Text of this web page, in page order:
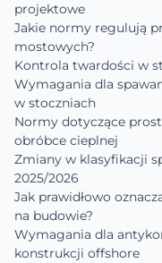
projektowe
Jakie normy regulują
mostowych?
Kontrola twardości w
Wymagania dla
w stoczniach
Normy dotyczące
obróbce cieplnej
Zmiany w klasyfikacji
2025/2026
Jak prawidłowo
na budowie?
Wymagania dla
konstrukcji offshore